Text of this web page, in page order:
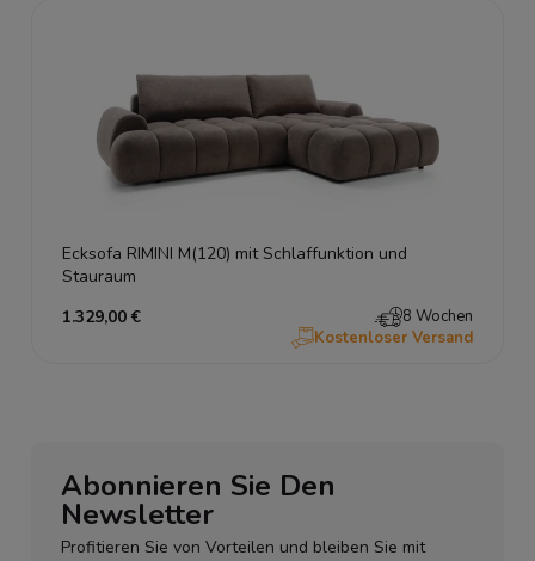
Ecksofa RIMINI M(120) mit Schlaffunktion und
Stauraum
1.329,00 €
8 Wochen
Kostenloser Versand
Abonnieren Sie Den
Newsletter
Profitieren Sie von Vorteilen und bleiben Sie mit